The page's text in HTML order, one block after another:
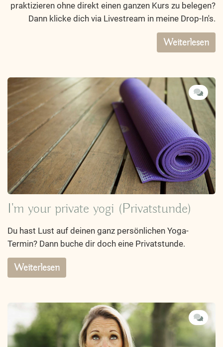
praktizieren ohne direkt einen ganzen Kurs zu belegen?
Dann klicke dich via Livestream in meine Drop-In's.
Weiterlesen
I'm your private yogi (Privatstunde)
Du hast Lust auf deinen ganz persönlichen Yoga-
Termin? Dann buche dir doch eine Privatstunde.
Weiterlesen